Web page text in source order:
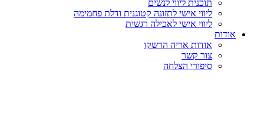
תוכנית ליווי לנשים
ליווי אישי לתזונה קטוגנית ודלת פחמימה
ליווי אישי לאכילה רגשית
אודות
אודות אריה הרשקו
צור קשר
סיפורי הצלחה